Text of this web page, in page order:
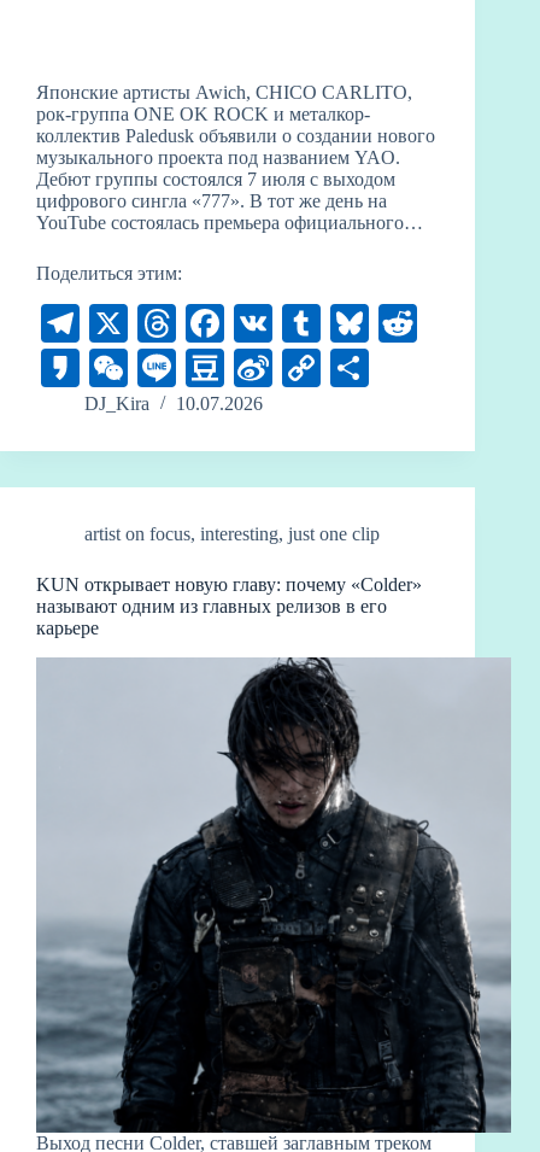
Японские артисты Awich, CHICO CARLITO,
рок-группа ONE OK ROCK и металкор-
коллектив Paledusk объявили о создании нового
музыкального проекта под названием YAO.
Дебют группы состоялся 7 июля с выходом
цифрового сингла «777». В тот же день на
YouTube состоялась премьера официального…
Поделиться этим:
Te
le
gr
a
m
X
T
hr
ea
ds
Fa
ce
bo
ok
V
K
T
u
m
bl
r
Bl
y
t
K
ak
ao
W
e
C
ha
t
Li
ne
D
ou
ba
n
Si
W
ei
bo
C
y
Li
nk
ра
ви
ть
DJ_Kira 10.07.2026
artist on focus, interesting, just one clip
KUN открывает новую главу: почему «Colder»
называют одним из главных релизов в его
карьере
Выход песни Colder, ставшей заглавным треком